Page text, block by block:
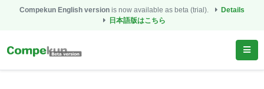
Compekun English version is now available as beta (trial).
Details
日本語版はこちら